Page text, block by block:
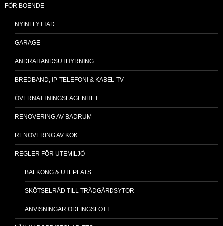
FÖR BOENDE
NYINFLYTTAD
GARAGE
ANDRAHANDSUTHYRNING
BREDBAND, IP-TELEFONI & KABEL-TV
ÖVERNATTNINGSLÄGENHET
RENOVERING AV BADRUM
RENOVERING AV KÖK
REGLER FÖR UTEMILJÖ
BALKONG & UTEPLATS
SKÖTSELRÅD TILL TRÄDGÅRDSYTOR
ANVISNINGAR ODLINGSLOTT